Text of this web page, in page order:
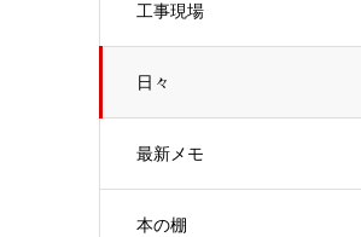
工事現場
日々
最新メモ
本の棚